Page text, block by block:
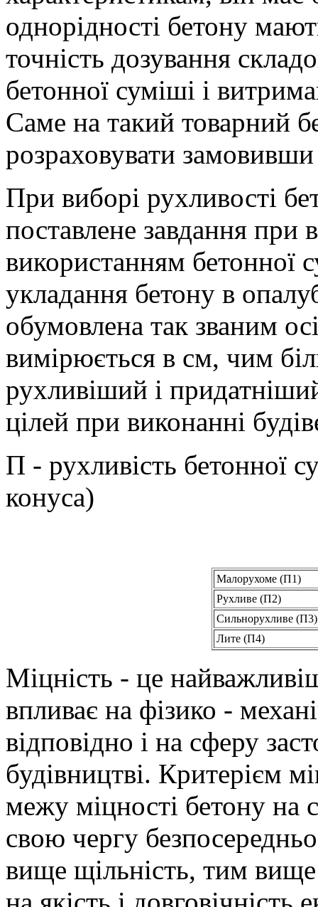
однорідності бетону
точність дозування
бетонної суміші і
Саме на такий товарний
розраховувати
При виборі рухливості
поставлене завдання при
використанням бетонної
укладання бетону в
обумовлена так званим
вимірюється в см, чим
рухливіший і
цілей при виконанні
П - рухливість бетонної
конуса)
Малорухоме (П1)
Рухливе (П2)
Сильнорухливе (П3)
Лите (П4)
Міцність - це
впливає на фізико -
відповідно і на сферу
будівництві. Критерієм
межу міцності бетону на
свою чергу
вище щільність, тим вище